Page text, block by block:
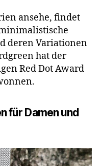
ansehe, findet
deren Variationen
hat der
Red Dot Award
für Damen und